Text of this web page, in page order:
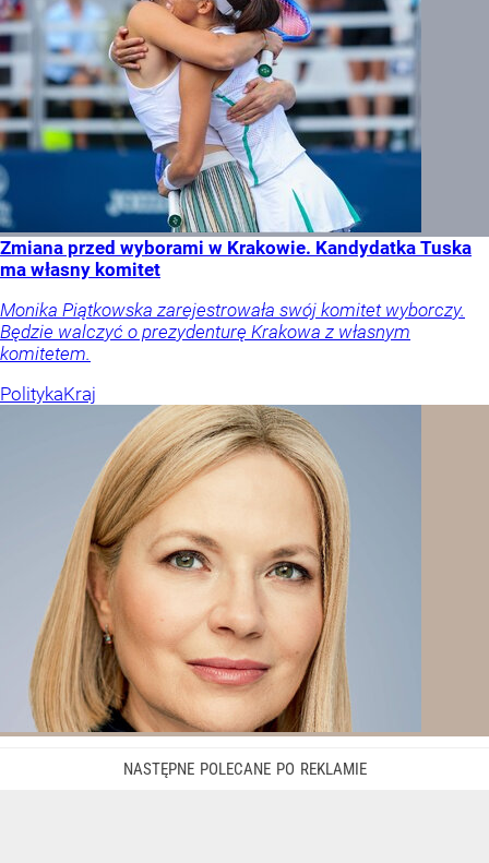
Zmiana przed wyborami w Krakowie. Kandydatka Tuska
ma własny komitet
Monika Piątkowska zarejestrowała swój komitet wyborczy.
Będzie walczyć o prezydenturę Krakowa z własnym
komitetem.
PolitykaKraj